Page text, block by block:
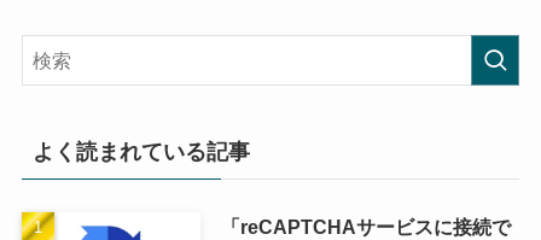
よく読まれている記事
「reCAPTCHAサービスに接続で